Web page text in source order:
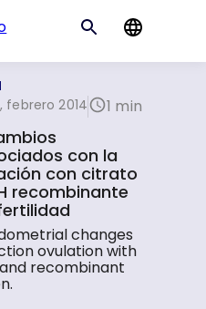
febrero 2014
1 min
con la
con citrato
recombinante
changes
ovulation with
recombinant